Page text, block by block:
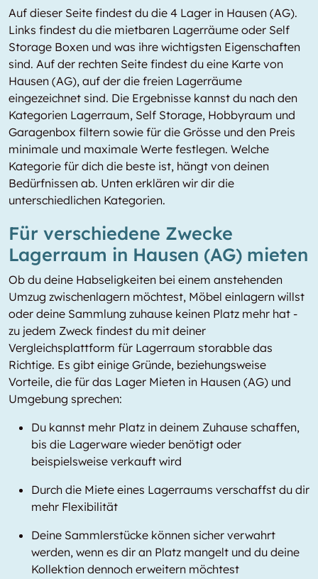
Auf dieser Seite findest du die 4 Lager in Hausen (AG).
Links findest du die mietbaren Lagerräume oder Self
Storage Boxen und was ihre wichtigsten Eigenschaften
sind. Auf der rechten Seite findest du eine Karte von
Hausen (AG), auf der die freien Lagerräume
eingezeichnet sind. Die Ergebnisse kannst du nach den
Kategorien Lagerraum, Self Storage, Hobbyraum und
Garagenbox filtern sowie für die Grösse und den Preis
minimale und maximale Werte festlegen. Welche
Kategorie für dich die beste ist, hängt von deinen
Bedürfnissen ab. Unten erklären wir dir die
unterschiedlichen Kategorien.
Für verschiedene Zwecke
Lagerraum in Hausen (AG) mieten
Ob du deine Habseligkeiten bei einem anstehenden
Umzug zwischenlagern möchtest, Möbel einlagern willst
oder deine Sammlung zuhause keinen Platz mehr hat -
zu jedem Zweck findest du mit deiner
Vergleichsplattform für Lagerraum storabble das
Richtige. Es gibt einige Gründe, beziehungsweise
Vorteile, die für das Lager Mieten in Hausen (AG) und
Umgebung sprechen:
Du kannst mehr Platz in deinem Zuhause schaffen,
bis die Lagerware wieder benötigt oder
beispielsweise verkauft wird
Durch die Miete eines Lagerraums verschaffst du dir
mehr Flexibilität
Deine Sammlerstücke können sicher verwahrt
werden, wenn es dir an Platz mangelt und du deine
Kollektion dennoch erweitern möchtest